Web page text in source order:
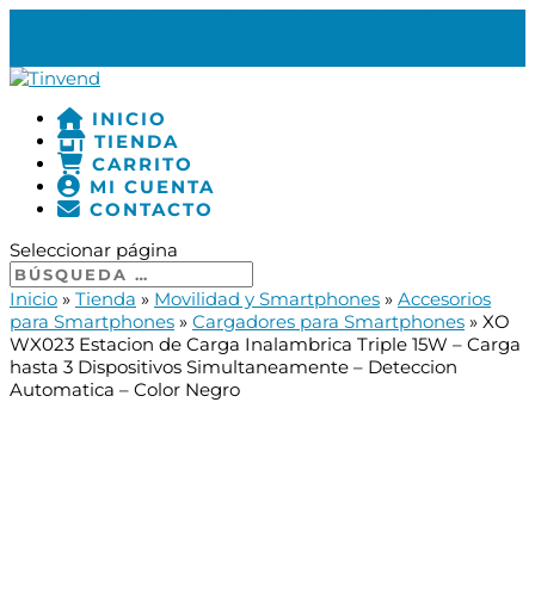
INICIO
TIENDA
CARRITO
MI CUENTA
CONTACTO
Seleccionar página
Inicio » Tienda » Movilidad y Smartphones » Accesorios
para Smartphones » Cargadores para Smartphones » XO
WX023 Estacion de Carga Inalambrica Triple 15W – Carga
hasta 3 Dispositivos Simultaneamente – Deteccion
Automatica – Color Negro